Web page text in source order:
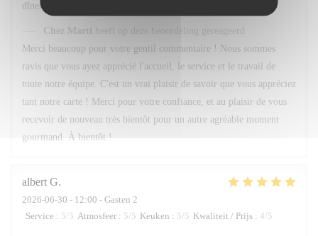
dîner 👍 À bientôt
Chez Marti
heeft op deze beoordeling gereageerd
Merci beaucoup pour votre gentil commentaire ! Nous sommes
ravis que vous ayez apprécié l'accueil, le service et le travail de
toute notre équipe. C'est un vrai plaisir de savoir que vous appréciez
tant notre carte ! Merci pour votre confiance, et au plaisir de vous
recevoir de nouveau très bientôt pour un autre agréable moment
gourmand. À bientôt !
albert G
2026-06-30 - 12:00 - Gasten 2
Service : 5/5 Atmosfeer : 5/5 Keuken : 5/5 Kwaliteit / Prijs : 4/5